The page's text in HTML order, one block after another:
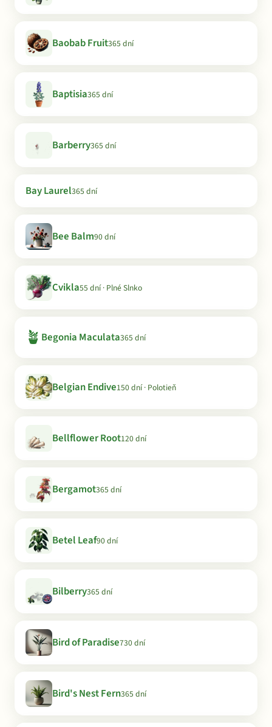
Baobab Fruit365 dní
Baptisia365 dní
Barberry365 dní
Bay Laurel365 dní
Bee Balm90 dní
Cvikla55 dní · Plné Slnko
🪴 Begonia Maculata365 dní
Belgian Endive150 dní · Polotieň
Bellflower Root120 dní
Bergamot365 dní
Betel Leaf90 dní
Bilberry365 dní
Bird of Paradise730 dní
Bird's Nest Fern365 dní